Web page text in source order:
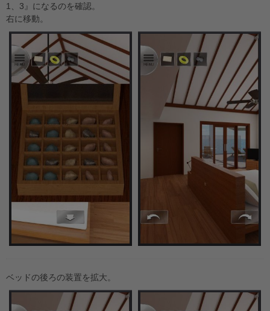
1、3』になるのを確認。
右に移動。
ベッドの後ろの装置を拡大。